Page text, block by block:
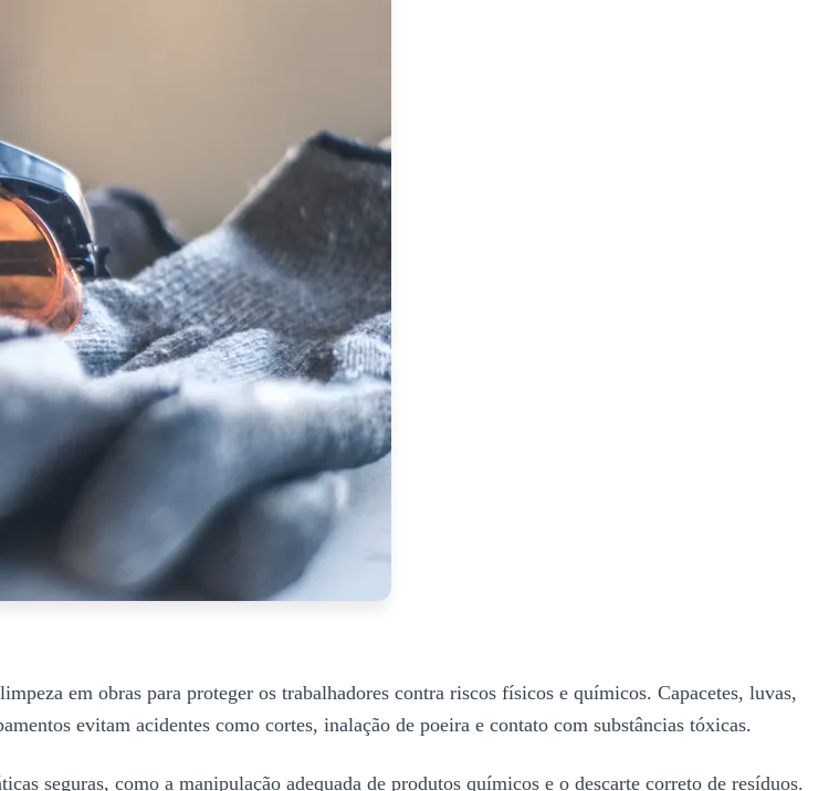
em obras para proteger os trabalhadores contra riscos físicos e químicos. Capacetes, luvas,
evitam acidentes como cortes, inalação de poeira e contato com substâncias tóxicas.
seguras, como a manipulação adequada de produtos químicos e o descarte correto de resíduos.